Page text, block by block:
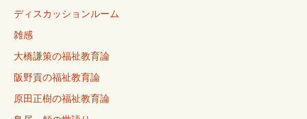
ディスカッションルーム
雑感
大橋謙策の福祉教育論
阪野貢の福祉教育論
原田正樹の福祉教育論